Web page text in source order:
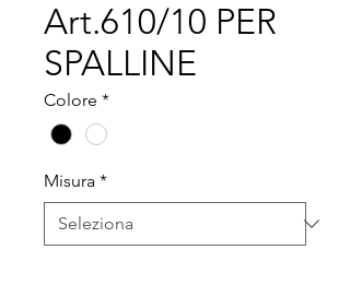
Art.610/10 PER
SPALLINE
Colore *
Misura *